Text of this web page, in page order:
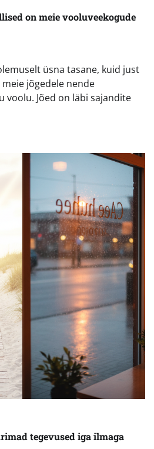
on meie vooluveekogude
üsna tasane, kuid just
jõgedele nende
voolu. Jõed on läbi sajandite
tegevused iga ilmaga